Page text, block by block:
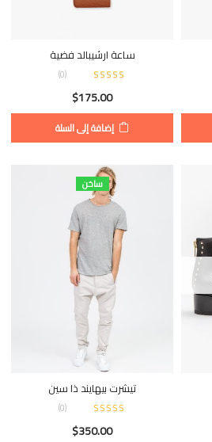
ساعة ارشيبالد فضية
(
0
)
$175.00
إضافة إلى السلة
ساخن
تيشرت بيهايند ذا سين
(
0
)
$350.00